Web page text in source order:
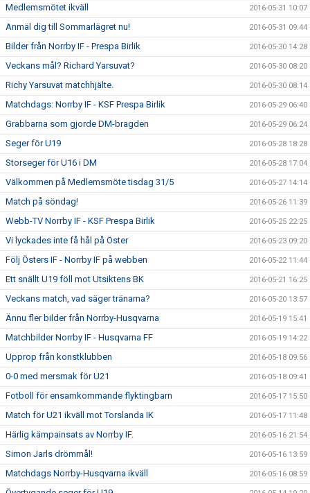
Medlemsmötet ikväll 2016-05-31 10:07
Anmäl dig till Sommarlägret nu! 2016-05-31 09:44
Bilder från Norrby IF - Prespa Birlik 2016-05-30 14:28
Veckans mål? Richard Yarsuvat? 2016-05-30 08:20
Richy Yarsuvat matchhjälte. 2016-05-30 08:14
Matchdags: Norrby IF - KSF Prespa Birlik 2016-05-29 06:40
Grabbarna som gjorde DM-bragden 2016-05-29 06:24
Seger för U19 2016-05-28 18:28
Storseger för U16 i DM 2016-05-28 17:04
Välkommen på Medlemsmöte tisdag 31/5 2016-05-27 14:14
Match på söndag! 2016-05-26 11:39
Webb-TV Norrby IF - KSF Prespa Birlik 2016-05-25 22:25
Vi lyckades inte få hål på Öster 2016-05-23 09:20
Följ Östers IF - Norrby IF på webben 2016-05-22 11:44
Ett snällt U19 föll mot Utsiktens BK 2016-05-21 16:25
Veckans match, vad säger tränarna? 2016-05-20 13:57
Ännu fler bilder från Norrby-Husqvarna 2016-05-19 15:41
Matchbilder Norrby IF - Husqvarna FF 2016-05-19 14:22
Upprop från konstklubben 2016-05-18 09:56
0-0 med mersmak för U21 2016-05-18 09:41
Fotboll för ensamkommande flyktingbarn 2016-05-17 15:50
Match för U21 ikväll mot Torslanda IK 2016-05-17 11:48
Härlig kämpainsats av Norrby IF. 2016-05-16 21:54
Simon Jarls drömmål! 2016-05-16 13:59
Matchdags Norrby-Husqvarna ikväll 2016-05-16 08:59